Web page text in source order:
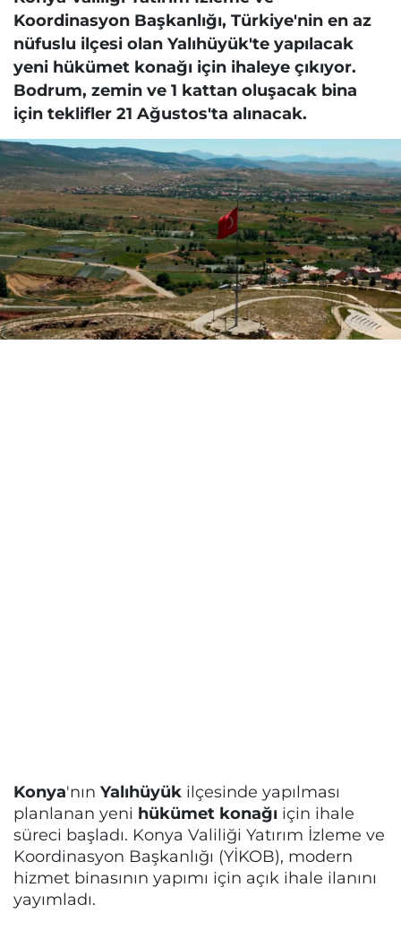
Koordinasyon Başkanlığı, Türkiye'nin en az
nüfuslu ilçesi olan Yalıhüyük'te yapılacak
yeni hükümet konağı için ihaleye çıkıyor.
Bodrum, zemin ve 1 kattan oluşacak bina
için teklifler 21 Ağustos'ta alınacak.
Konya'nın Yalıhüyük ilçesinde yapılması
planlanan yeni hükümet konağı için ihale
süreci başladı. Konya Valiliği Yatırım İzleme ve
Koordinasyon Başkanlığı (YİKOB), modern
hizmet binasının yapımı için açık ihale ilanını
yayımladı.